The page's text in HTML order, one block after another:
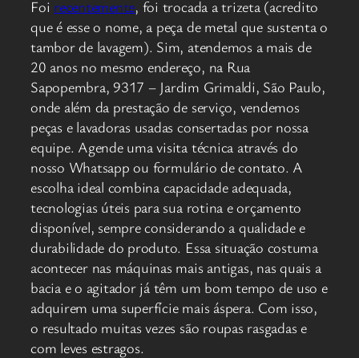
Foi recentemente, foi trocada a trizeta (acredito
que é esse o nome, a peça de metal que sustenta o
tambor de lavagem). Sim, atendemos a mais de
20 anos no mesmo endereço, na Rua
Sapopembra, 9317 – Jardim Grimaldi, São Paulo,
onde além da prestação de serviço, vendemos
peças e lavadoras usadas consertadas por nossa
equipe. Agende uma visita técnica através do
nosso Whatsapp ou formulário de contato. A
escolha ideal combina capacidade adequada,
tecnologias úteis para sua rotina e orçamento
disponível, sempre considerando a qualidade e
durabilidade do produto. Essa situação costuma
acontecer nas máquinas mais antigas, nas quais a
bacia e o agitador já têm um bom tempo de uso e
adquirem uma superfície mais áspera. Com isso,
o resultado muitas vezes são roupas rasgadas e
com leves estragos.